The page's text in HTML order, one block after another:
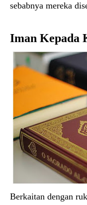
sebabnya mereka
Iman Kepada
Berkaitan dengan